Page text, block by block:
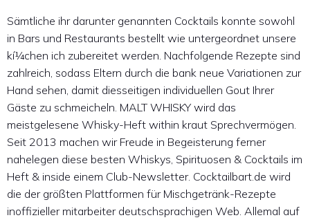
Sämtliche ihr darunter genannten Cocktails konnte sowohl
in Bars und Restaurants bestellt wie untergeordnet unsere
kí¼chen ich zubereitet werden. Nachfolgende Rezepte sind
zahlreich, sodass Eltern durch die bank neue Variationen zur
Hand sehen, damit diesseitigen individuellen Gout Ihrer
Gäste zu schmeicheln. MALT WHISKY wird das
meistgelesene Whisky-Heft within kraut Sprechvermögen.
Seit 2013 machen wir Freude in Begeisterung ferner
nahelegen diese besten Whiskys, Spirituosen & Cocktails im
Heft & inside einem Club-Newsletter. Cocktailbart.de wird
die der größten Plattformen für Mischgetränk-Rezepte
inoffizieller mitarbeiter deutschsprachigen Web. Allemal auf